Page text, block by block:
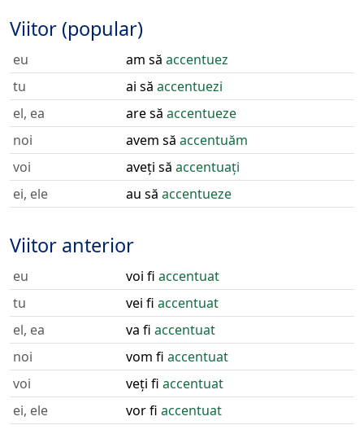
Viitor (popular)
eu am să accentuez
tu
ai să accentuezi
el, ea
are să accentueze
noi
avem să accentuăm
voi
aveți să accentuați
ei, ele
au să accentueze
Viitor anterior
eu voi fi accentuat
tu
vei fi accentuat
el, ea
va fi accentuat
noi
vom fi accentuat
voi
veți fi accentuat
ei, ele
vor fi accentuat